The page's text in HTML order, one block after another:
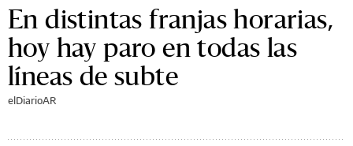
En distintas franjas horarias,
hoy hay paro en todas las
líneas de subte
elDiarioAR